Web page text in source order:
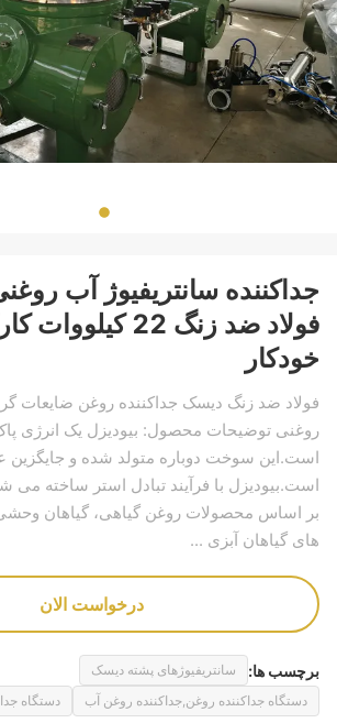
جداکننده سانتریفیوژ آب
فولاد ضد زنگ 22
خودکار
فولاد ضد زنگ دیسک جداکننده روغن ضایعات
روغنی توضیحات محصول: بیودیزل یک انرژی پاک
است.این سوخت دوباره متولد شده و جایگزین
است.بیودیزل با فرآیند تبادل استر ساخته می
بر اساس محصولات روغن گیاهی، گیاهان
های گیاهان آبزی ...
درخواست الان
برچسب ها:
سانتریفیوژهای پشته دیسک
دستگاه جداکننده روغن,جداکننده روغن آب
دستگاه